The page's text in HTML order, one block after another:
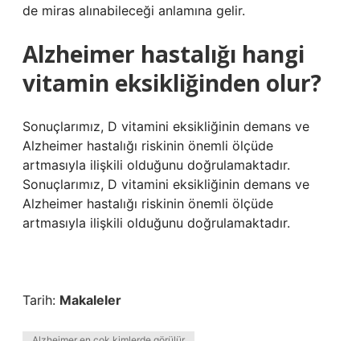
de miras alınabileceği anlamına gelir.
Alzheimer hastalığı hangi
vitamin eksikliğinden olur?
Sonuçlarımız, D vitamini eksikliğinin demans ve
Alzheimer hastalığı riskinin önemli ölçüde
artmasıyla ilişkili olduğunu doğrulamaktadır.
Sonuçlarımız, D vitamini eksikliğinin demans ve
Alzheimer hastalığı riskinin önemli ölçüde
artmasıyla ilişkili olduğunu doğrulamaktadır.
Tarih: Makaleler